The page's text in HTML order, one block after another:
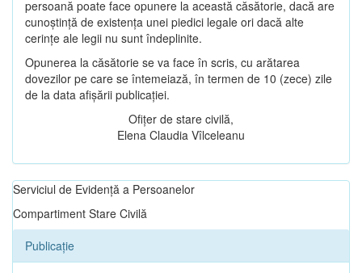
persoană poate face opunere la această căsătorie, dacă are
cunoștință de existența unei piedici legale ori dacă alte
cerințe ale legii nu sunt îndeplinite.
Opunerea la căsătorie se va face în scris, cu arătarea
dovezilor pe care se întemeiază, în termen de 10 (zece) zile
de la data afișării publicației.
Ofițer de stare civilă,
Elena Claudia Vîlceleanu
Serviciul de Evidență a Persoanelor
Compartiment Stare Civilă
Publicație